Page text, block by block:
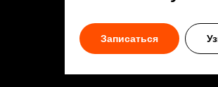
Записаться